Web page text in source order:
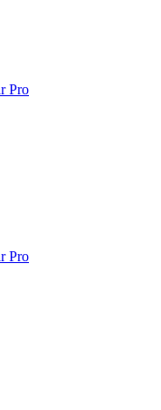
Pro
Pro